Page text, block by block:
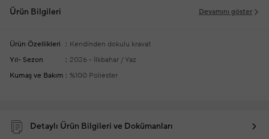
Ürün Bilgileri Devamını göster
Ürün Özellikleri
Kendinden dokulu kravat
Yıl- Sezon
2026 - İlkbahar / Yaz
Kumaş ve Bakım
%100 Poliester
Detaylı Ürün Bilgileri ve Dokümanları